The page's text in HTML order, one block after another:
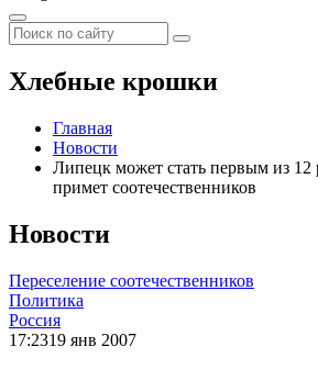
Хлебные крошки
Главная
Новости
Липецк может стать первым из 12
примет соотечественников
Новости
Переселение соотечественников
Политика
Россия
17:2319 янв 2007